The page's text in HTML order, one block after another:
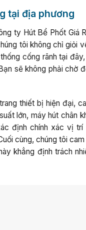
tại địa phương
ty Hút Bể Phốt Giá
tôi không chỉ giỏi
cống rãnh tại
sẽ không phải
thiết bị hiện đại,
lớn, máy hút chân
định chính xác vị
cùng, chúng tôi
khẳng định trách